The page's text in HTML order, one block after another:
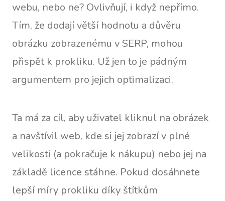
webu, nebo ne? Ovlivňují, i když nepřímo.
Tím, že dodají větší hodnotu a důvěru
obrázku zobrazenému v SERP, mohou
přispět k prokliku. Už jen to je pádným
argumentem pro jejich optimalizaci.
Ta má za cíl, aby uživatel kliknul na obrázek
a navštívil web, kde si jej zobrazí v plné
velikosti (a pokračuje k nákupu) nebo jej na
základě licence stáhne. Pokud dosáhnete
lepší míry prokliku díky štítkům